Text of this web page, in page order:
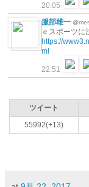
20:05
服部雄一
ｅスポーツに
https://
ml
22:51
ツイート
55992(+13)